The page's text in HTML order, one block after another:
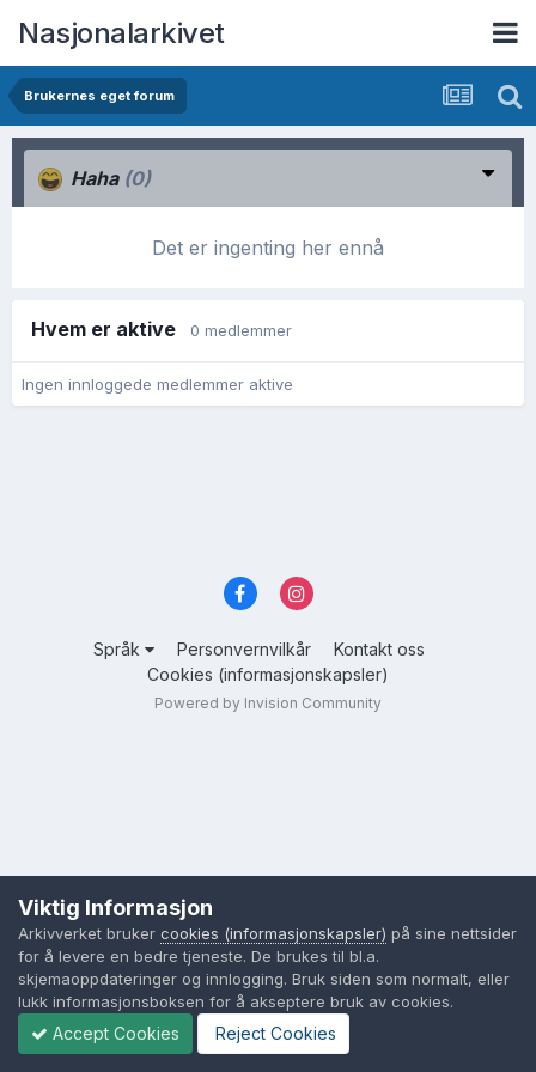
Nasjonalarkivet
Brukernes eget forum
Haha (0)
Det er ingenting her ennå
Hvem er aktive 0 medlemmer
Ingen innloggede medlemmer aktive
Språk Personvernvilkår
Kontakt oss
Cookies (informasjonskapsler)
Powered by Invision Community
Viktig Informasjon
Arkivverket bruker cookies (informasjonskapsler) på sine nettsider
for å levere en bedre tjeneste. De brukes til bl.a.
skjemaoppdateringer og innlogging. Bruk siden som normalt, eller
lukk informasjonsboksen for å akseptere bruk av cookies.
Accept Cookies Reject Cookies